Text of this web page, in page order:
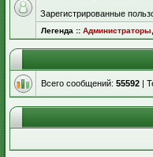
Зарегистрированные
Легенда :: Администраторы
Всего сообщений: 55592 |